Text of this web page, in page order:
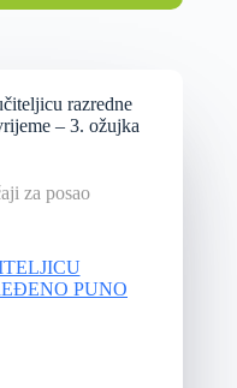
razredne
– 3. ožujka
za posao
PUNO